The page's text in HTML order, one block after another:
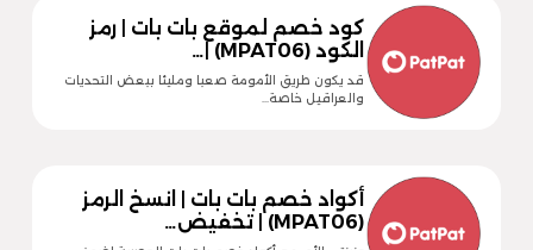
كود خصم لموقع بات بات | رمز
الكود (MPAT06) |…
قد يكون طريق الأمومة صعبا ومليئا ببعض التحديات
والعراقيل خاصة…
أكواد خصم بات بات | انسخ الرمز
(MPAT06) | تخفيض…